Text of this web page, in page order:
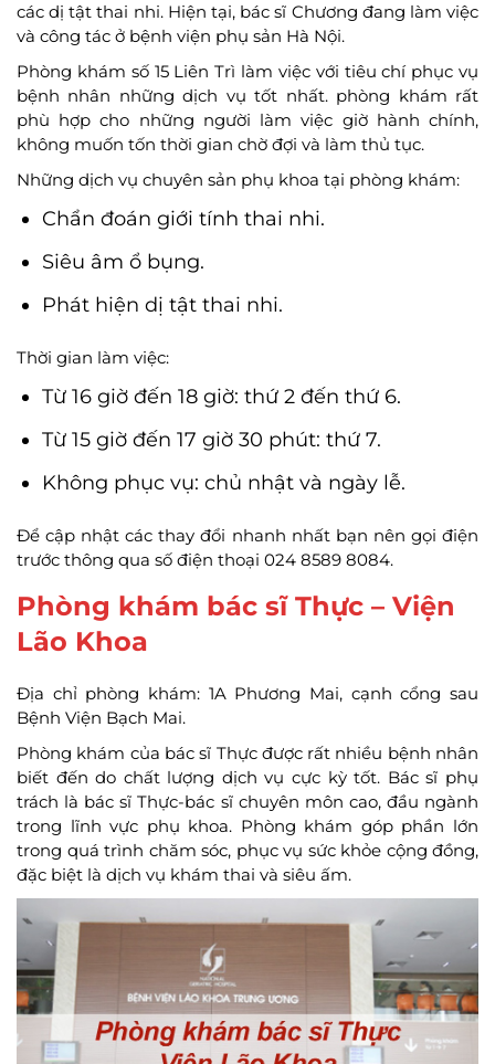
các dị tật thai nhi. Hiện tại, bác sĩ Chương đang làm việc
và công tác ở bệnh viện phụ sản Hà Nội.
Phòng khám số 15 Liên Trì làm việc với tiêu chí phục vụ
bệnh nhân những dịch vụ tốt nhất. phòng khám rất
phù hợp cho những người làm việc giờ hành chính,
không muốn tốn thời gian chờ đợi và làm thủ tục.
Những dịch vụ chuyên sản phụ khoa tại phòng khám:
Chẩn đoán giới tính thai nhi.
Siêu âm ổ bụng.
Phát hiện dị tật thai nhi.
Thời gian làm việc:
Từ 16 giờ đến 18 giờ: thứ 2 đến thứ 6.
Từ 15 giờ đến 17 giờ 30 phút: thứ 7.
Không phục vụ: chủ nhật và ngày lễ.
Để cập nhật các thay đổi nhanh nhất bạn nên gọi điện
trước thông qua số điện thoại 024 8589 8084.
Phòng khám bác sĩ Thực – Viện
Lão Khoa
Địa chỉ phòng khám: 1A Phương Mai, cạnh cổng sau
Bệnh Viện Bạch Mai.
Phòng khám của bác sĩ Thực được rất nhiều bệnh nhân
biết đến do chất lượng dịch vụ cực kỳ tốt. Bác sĩ phụ
trách là bác sĩ Thực-bác sĩ chuyên môn cao, đầu ngành
trong lĩnh vực phụ khoa. Phòng khám góp phần lớn
trong quá trình chăm sóc, phục vụ sức khỏe cộng đồng,
đặc biệt là dịch vụ khám thai và siêu ấm.